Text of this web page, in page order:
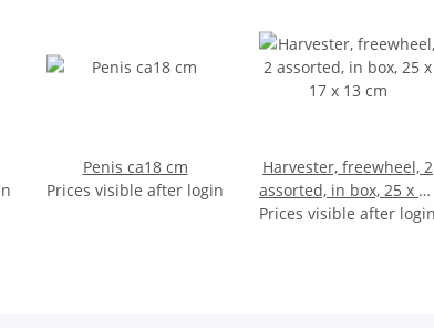
Penis ca18 cm
Prices visible after login
Harvester, freewheel, 2
assorted, in box, 25 x 17
x 13 cm
Prices visible after login